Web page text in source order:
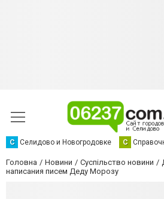
С Селидово и Новогродовке С
Головна Новини Суспільство новини
написания писем Деду Морозу